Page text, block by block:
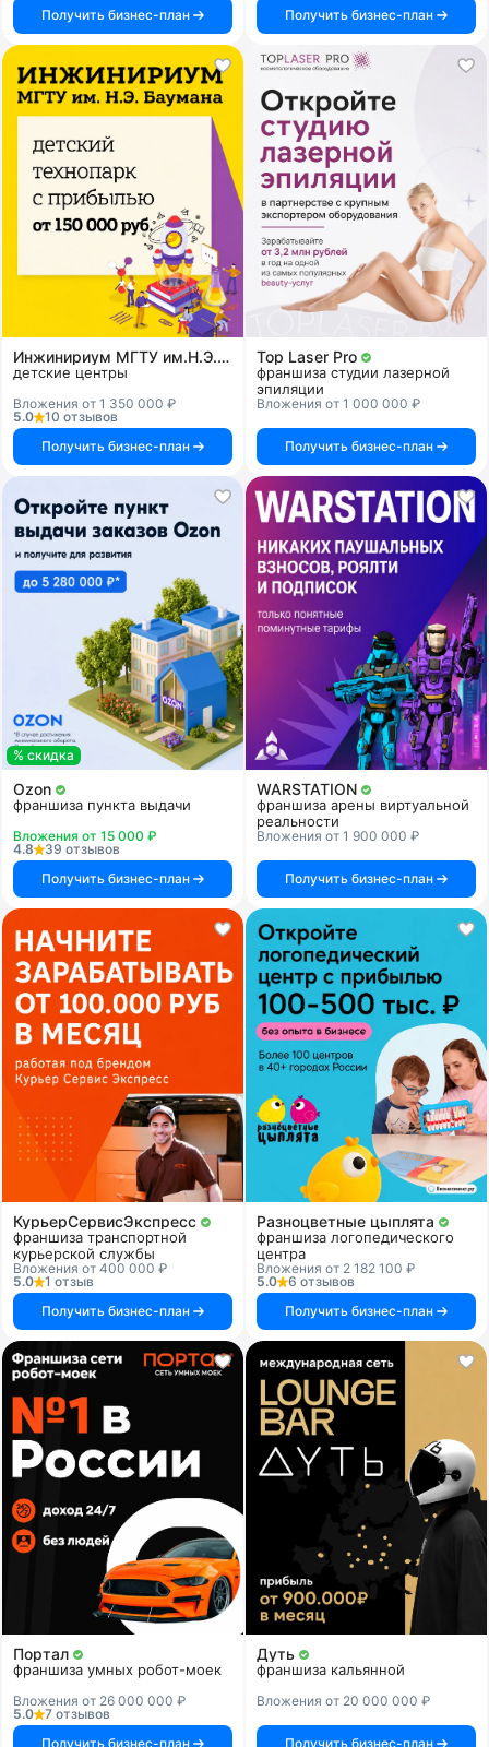
Получить бизнес-план Получить бизнес-план
Инжинириум МГТУ им.Н.Э.Баумана
детские центры
Вложения от 1 350 000 ₽
5.0
10 отзывов
Получить бизнес-план
Top Laser Pro
франшиза студии лазерной
эпиляции
Вложения от 1 000 000 ₽
Получить бизнес-план
% скидка
Ozon
франшиза пункта выдачи
Вложения от 15 000 ₽
4.8
39 отзывов
Получить бизнес-план
WARSTATION
франшиза арены виртуальной
реальности
Вложения от 1 900 000 ₽
Получить бизнес-план
КурьерСервисЭкспресс
франшиза транспортной
курьерской службы
Вложения от 400 000 ₽
5.0
1 отзыв
Получить бизнес-план
Разноцветные цыплята
франшиза логопедического
центра
Вложения от 2 182 100 ₽
5.0
6 отзывов
Получить бизнес-план
Портал
франшиза умных робот-моек
Вложения от 26 000 000 ₽
5.0
7 отзывов
Получить бизнес-план
Дуть
франшиза кальянной
Вложения от 20 000 000 ₽
Получить бизнес-план